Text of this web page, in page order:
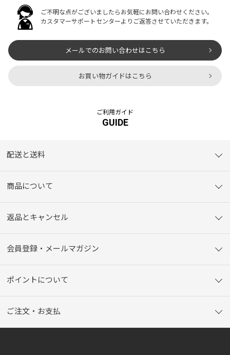
ご不明な点がございましたらお気軽にお問い合わせください。
カスタマーサポートセンターよりご返答させていただきます。
メールでのお問い合わせはこちら
お買い物ガイドはこちら
ご利用ガイド
GUIDE
配送と送料
商品について
返品とキャンセル
会員登録・メールマガジン
ポイントについて
ご注文・お支払